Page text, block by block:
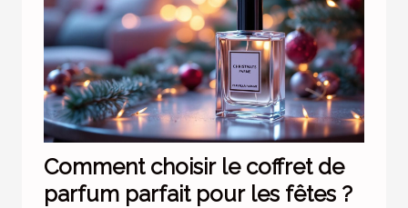
Comment choisir le coffret de
parfum parfait pour les fêtes ?